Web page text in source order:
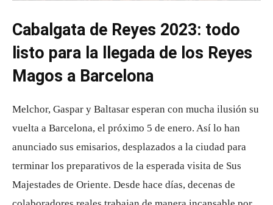
Cabalgata de Reyes 2023: todo
listo para la llegada de los Reyes
Magos a Barcelona
Melchor, Gaspar y Baltasar esperan con mucha ilusión su
vuelta a Barcelona, el próximo 5 de enero. Así lo han
anunciado sus emisarios, desplazados a la ciudad para
terminar los preparativos de la esperada visita de Sus
Majestades de Oriente. Desde hace días, decenas de